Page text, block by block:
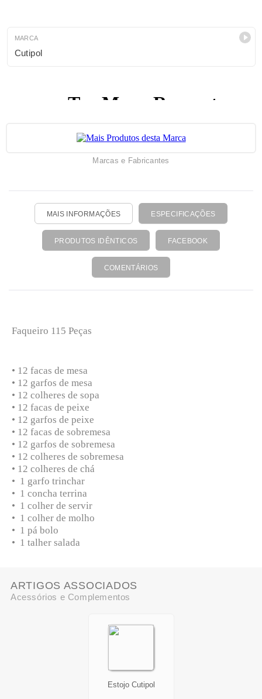
MARCA
Cutipol
Marcas e Fabricantes
MAIS INFORMAÇÕES ESPECIFICAÇÕES
PRODUTOS IDÊNTICOS FACEBOOK
COMENTÁRIOS
Faqueiro 115 Peças
• 12 facas de mesa
• 12 garfos de mesa
• 12 colheres de sopa
• 12 facas de peixe
• 12 garfos de peixe
• 12 facas de sobremesa
• 12 garfos de sobremesa
• 12 colheres de sobremesa
• 12 colheres de chá
• 1 garfo trinchar
• 1 concha terrina
• 1 colher de servir
• 1 colher de molho
• 1 pá bolo
• 1 talher salada
ARTIGOS ASSOCIADOS
Acessórios e Complementos
Estojo Cutipol